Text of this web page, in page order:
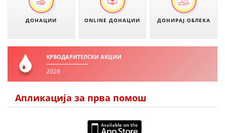
КАКО ДА ДОНИРАТЕ
ИСТРАЖУВАЊЕ НА ЈАВНО МИСЛЕЊЕ
ДОНАЦИИ ONLINE ДОНАЦИИ ДОНИРАЈ ОБЛЕКА
КРВОДАРИТЕЛСКИ АКЦИИ
2026
Апликација за прва помош